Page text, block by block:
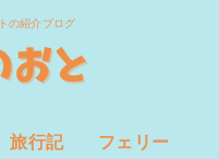
の紹介ブログ
旅行記 フェリー